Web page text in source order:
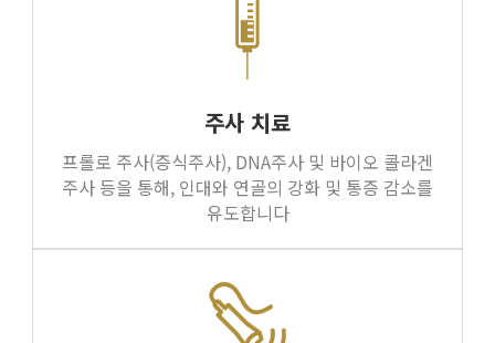
주사 치료
프롤로 주사(증식주사), DNA주사 및 바이오 콜라겐
주사 등을 통해, 인대와 연골의 강화 및 통증 감소를
유도합니다